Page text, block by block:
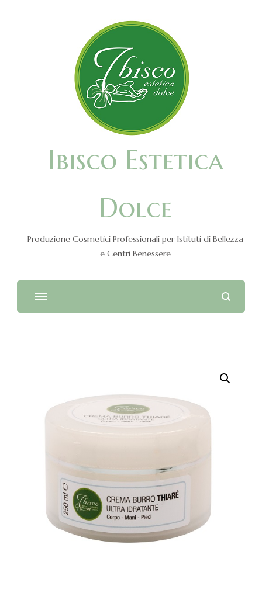
Ibisco Estetica
Dolce
Produzione Cosmetici Professionali per Istituti di Bellezza
e Centri Benessere